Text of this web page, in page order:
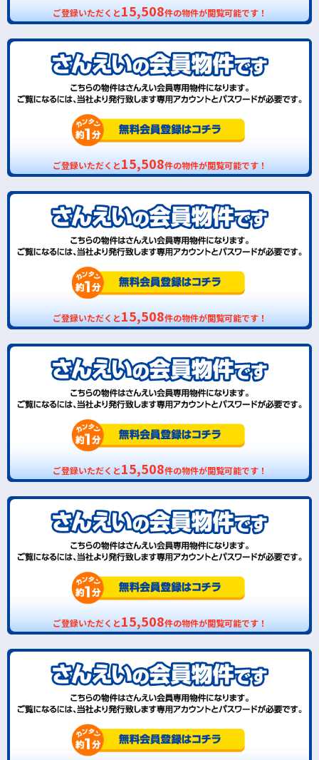
ご登録いただくと15,508件の物件が閲覧可能です！
ご登録いただくと15,508件の物件が閲覧可能です！
ご登録いただくと15,508件の物件が閲覧可能です！
ご登録いただくと15,508件の物件が閲覧可能です！
ご登録いただくと15,508件の物件が閲覧可能です！